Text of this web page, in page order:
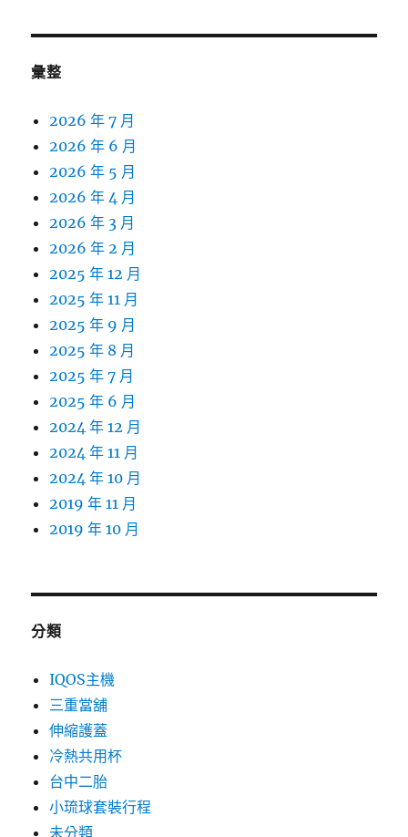
彙整
2026 年 7 月
2026 年 6 月
2026 年 5 月
2026 年 4 月
2026 年 3 月
2026 年 2 月
2025 年 12 月
2025 年 11 月
2025 年 9 月
2025 年 8 月
2025 年 7 月
2025 年 6 月
2024 年 12 月
2024 年 11 月
2024 年 10 月
2019 年 11 月
2019 年 10 月
分類
IQOS主機
三重當舖
伸縮護蓋
冷熱共用杯
台中二胎
小琉球套裝行程
未分類